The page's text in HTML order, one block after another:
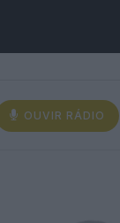
OUVIR RÁDIO